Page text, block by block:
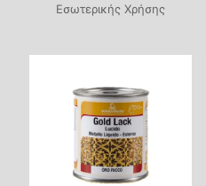
Εσωτερικής Χρήσης